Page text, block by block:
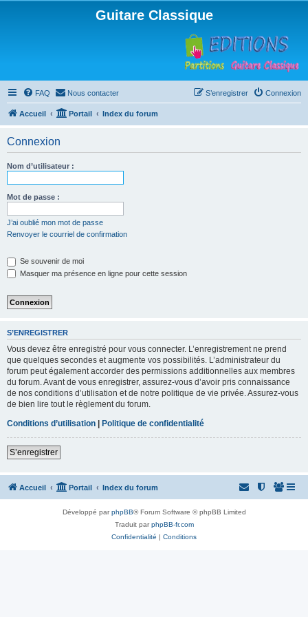
Guitare Classique
FAQ Nous contacter Connexion
S’enregistrer
Accueil Portail Index du forum
Connexion
Nom d’utilisateur :
Mot de passe :
J’ai oublié mon mot de passe
Renvoyer le courriel de confirmation
Se souvenir de moi
Masquer ma présence en ligne pour cette session
S’ENREGISTRER
Vous devez être enregistré pour vous connecter. L’enregistrement ne prend
que quelques secondes et augmente vos possibilités. L’administrateur du
forum peut également accorder des permissions additionnelles aux membres
du forum. Avant de vous enregistrer, assurez-vous d’avoir pris connaissance
de nos conditions d’utilisation et de notre politique de vie privée. Assurez-vous
de bien lire tout le règlement du forum.
Conditions d’utilisation | Politique de confidentialité
S’enregistrer
Accueil Portail Index du forum
Développé parphpBB® Forum Software © phpBB Limited
Traduit parphpBB-fr.com
Confidentialité | Conditions